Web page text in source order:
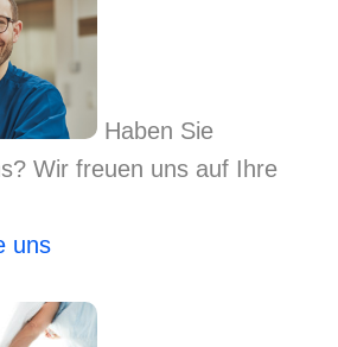
Haben Sie
Wir freuen uns auf Ihre
uns